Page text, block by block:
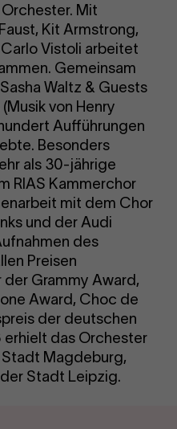
Mit
Kit Armstrong,
Vistoli arbeitet
Gemeinsam
Waltz & Guests
(Musik von Henry
Aufführungen
Besonders
als 30-jährige
RIAS Kammerchor
mit dem Chor
und der Audi
des
Preisen
Grammy Award,
Award, Choc de
der deutschen
das Orchester
Magdeburg,
Stadt Leipzig.